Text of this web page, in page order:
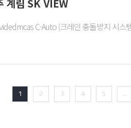
계림 SK VIEW
C-Auto (크레인 충돌방지 시
1 2 3 4 5 ...